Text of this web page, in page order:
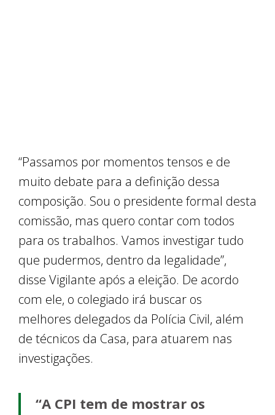
“Passamos por momentos tensos e de
muito debate para a definição dessa
composição. Sou o presidente formal desta
comissão, mas quero contar com todos
para os trabalhos. Vamos investigar tudo
que pudermos, dentro da legalidade”,
disse Vigilante após a eleição. De acordo
com ele, o colegiado irá buscar os
melhores delegados da Polícia Civil, além
de técnicos da Casa, para atuarem nas
investigações.
“A CPI tem de mostrar os